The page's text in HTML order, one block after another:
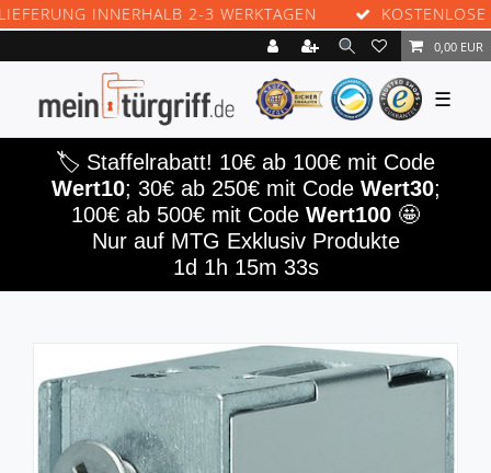
INNERHALB 2-3 WERKTAGEN KOSTENLOSE
0,00 EUR
☰
🏷️ Staffelrabatt! 10€ ab 100€ mit Code
Wert10; 30€ ab 250€ mit Code Wert30;
100€ ab 500€ mit Code Wert100 🤩
Nur auf MTG Exklusiv Produkte
1d 1h 15m 33s